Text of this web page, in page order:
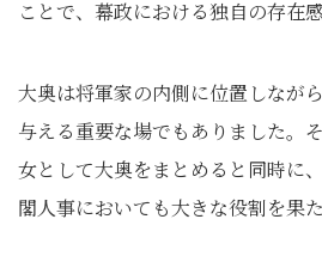
ことで、幕政における独自の存在
大奥は将軍家の内側に位置しなが
与える重要な場でもありました。
女として大奥をまとめると同時に
閣人事においても大きな役割を果た